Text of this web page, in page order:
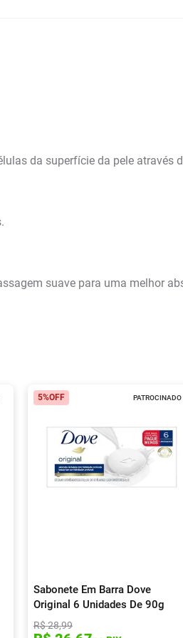
da superfície da pele através
suave para uma melhor
PATROCINADO
5%OFF
Sabonete Em Barra Dove
Original 6 Unidades De 90g
R$28,99